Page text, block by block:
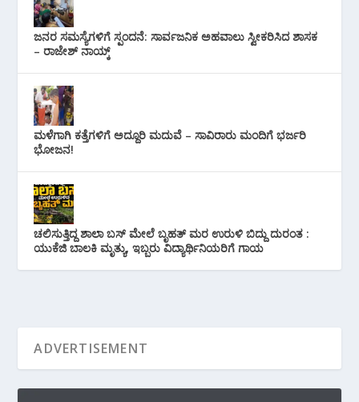
ಜನರ ಸಮಸ್ಯೆಗಳಿಗೆ ಸ್ಪಂದನೆ: ಸಾರ್ವಜನಿಕ ಅಹವಾಲು ಸ್ವೀಕರಿಸಿದ ಶಾಸಕ
– ರಾಜೇಶ್ ನಾಯ್ಕ್
ಮಳೆಗಾಗಿ ಕತ್ತೆಗಳಿಗೆ ಅದ್ದೂರಿ ಮದುವೆ – ಸಾವಿರಾರು ಮಂದಿಗೆ ಭರ್ಜರಿ
ಭೋಜನ!
ಚಲಿಸುತ್ತಿದ್ದ ಶಾಲಾ ಬಸ್ ಮೇಲೆ ಬೃಹತ್ ಮರ ಉರುಳಿ ಬಿದ್ದು ದುರಂತ :
ಯುಕೆಜಿ ಬಾಲಕಿ ಮೃತ್ಯು, ಇಬ್ಬರು ವಿದ್ಯಾರ್ಥಿನಿಯರಿಗೆ ಗಾಯ